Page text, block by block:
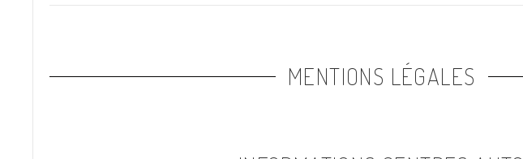
MENTIONS LÉGALES